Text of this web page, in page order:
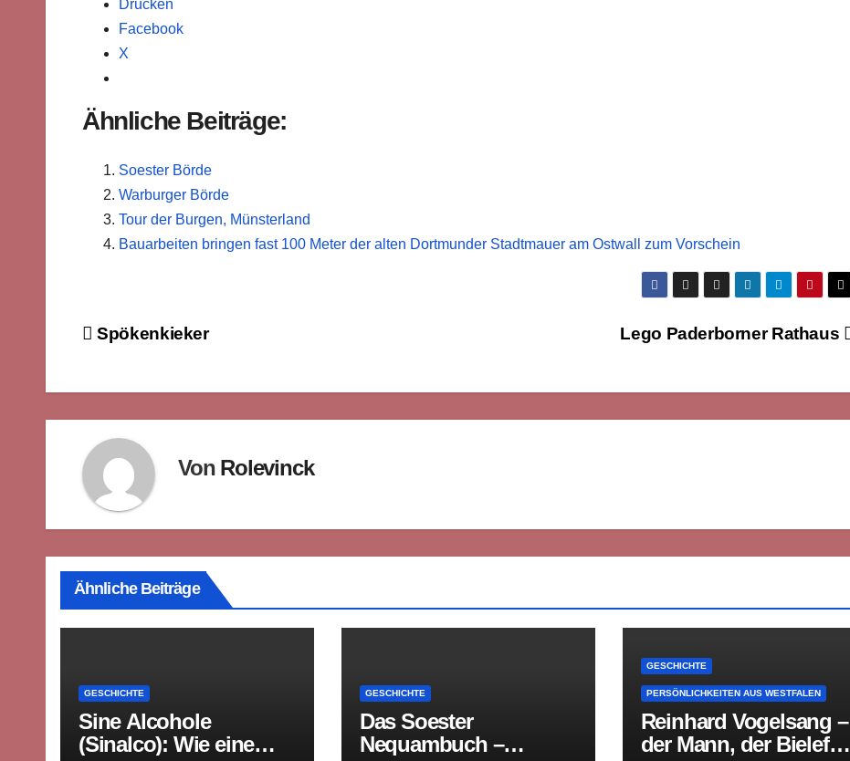
Drucken
Facebook
X
Ähnliche Beiträge:
Soester Börde
Warburger Börde
Tour der Burgen, Münsterland
Bauarbeiten bringen fast 100 Meter der alten Dortmunder Stadtmauer am Ostwall zum Vorschein
Beitragsnavigation Lego Paderborner Rathaus
Spökenkieker
Von Rolevinck
Ähnliche Beiträge
GESCHICHTE
Sine Alcohole
(Sinalco): Wie eine
GESCHICHTE
Das Soester
Nequambuch –
GESCHICHTE
PERSÖNLICHKEITEN AUS WESTFALEN
Reinhard Vogelsang –
der Mann, der Bielefeld